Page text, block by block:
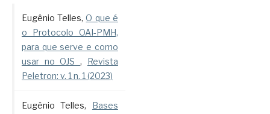
Eugênio Telles,O que é
o Protocolo OAI-PMH,
para que serve e como
usar no OJS, Revista
Peletron: v. 1 n. 1 (2023)
Eugênio Telles, Bases